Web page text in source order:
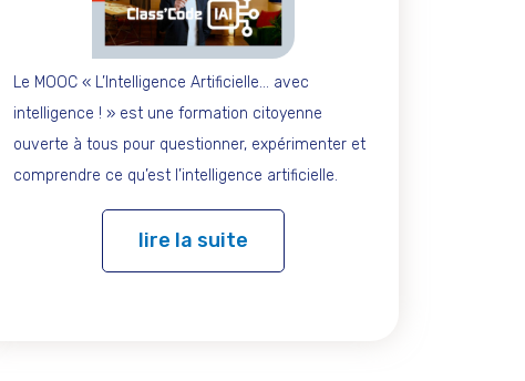
Le MOOC « L’Intelligence Artificielle… avec
intelligence ! » est une formation citoyenne
ouverte à tous pour questionner, expérimenter et
comprendre ce qu’est l’intelligence artificielle.
lire la suite